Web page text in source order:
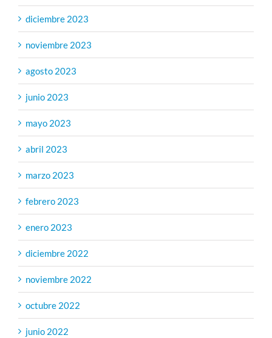
diciembre 2023
noviembre 2023
agosto 2023
junio 2023
mayo 2023
abril 2023
marzo 2023
febrero 2023
enero 2023
diciembre 2022
noviembre 2022
octubre 2022
junio 2022